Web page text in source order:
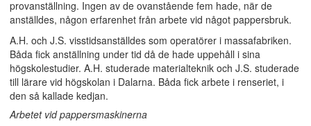
provanställning. Ingen av de ovanstående fem hade, när de
anställdes, någon erfarenhet från arbete vid något pappersbruk.
A.H. och J.S. visstidsanställdes som operatörer i massafabriken.
Båda fick anställning under tid då de hade uppehåll i sina
högskolestudier. A.H. studerade materialteknik och J.S. studerade
till lärare vid högskolan i Dalarna. Båda fick arbete i renseriet, i
den så kallade kedjan.
Arbetet vid pappersmaskinerna